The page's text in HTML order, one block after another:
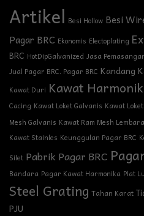
Artikel Besi Hollow Besi
Pagar BRC Ekonomis Electoplating
BRC HotDipGalvanized Jasa
Jual Pagar BRC. Pagar BRC Kandang
Kawat Duri Kawat
Cacing Kawat Loket Galvanis Kawat Loket
Mesh Galvanis Kawat Ram Mesh
Kawat Stainles Keunggulan Pagar BRC
Silet Pabrik Pagar BRC
Bandara Pagar Kawat Harmonika Plat
Steel Grating Tahan Karat
PJU